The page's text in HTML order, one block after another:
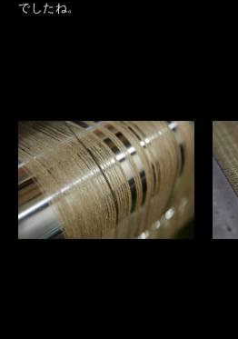
でしたね。